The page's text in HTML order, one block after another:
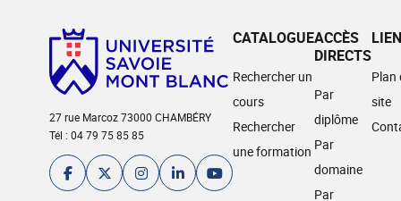
27 rue Marcoz 73000 CHAMBÉRY
Tél : 04 79 75 85 85
CATALOGUE
Rechercher un
cours
Rechercher
une formation
ACCÈS
DIRECTS
Par
diplôme
Par
domaine
Par
Plan
site